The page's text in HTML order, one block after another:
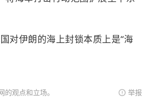
伊朗的海上封锁本质上是“海
观点和立场。 举报